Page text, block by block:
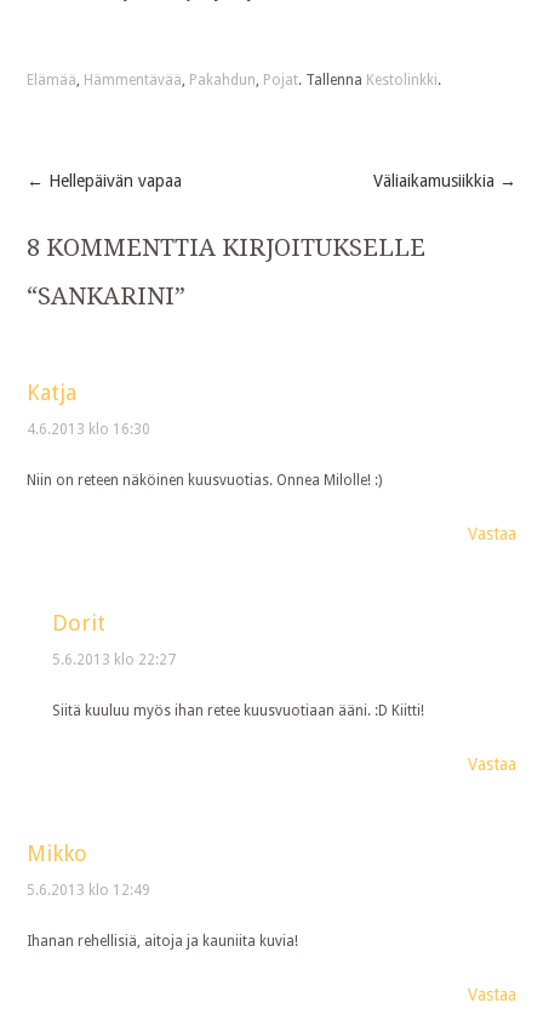
Elämää, Hämmentävää, Pakahdun, Pojat. Tallenna Kestolinkki.
Post
navigation
← Hellepäivän vapaa Väliaikamusiikkia →
8 KOMMENTTIA KIRJOITUKSELLE
“SANKARINI”
Katja
4.6.2013 klo 16:30
Niin on reteen näköinen kuusvuotias. Onnea Milolle! :)
Vastaa
Dorit
5.6.2013 klo 22:27
Siitä kuuluu myös ihan retee kuusvuotiaan ääni. :D Kiitti!
Vastaa
Mikko
5.6.2013 klo 12:49
Ihanan rehellisiä, aitoja ja kauniita kuvia!
Vastaa